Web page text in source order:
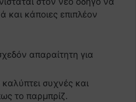
και κάποιες επιπλέον
απαραίτητη για
συχνές και
το παρμπρίζ.